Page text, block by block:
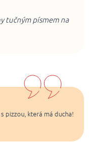
tučným písmem na
pizzou, která má ducha!